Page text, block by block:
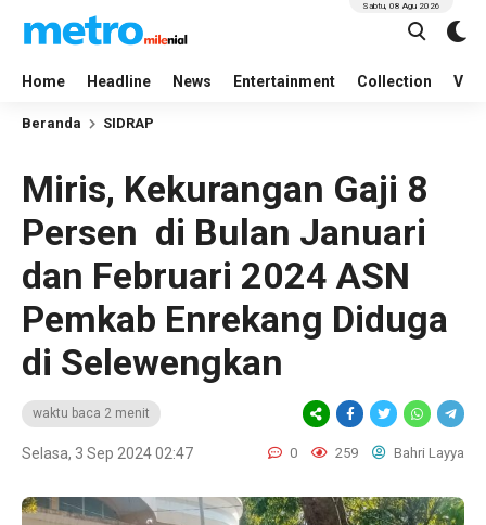
Home Headline News Entertainment Collection
Sabtu, 08 Agu 2026
Beranda SIDRAP
Miris, Kekurangan Gaji 8
Persen di Bulan Januari
dan Februari 2024 ASN
Pemkab Enrekang Diduga
di Selewengkan
waktu baca 2 menit
Selasa, 3 Sep 2024 02:47 0 259 Bahri Layya